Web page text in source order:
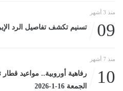
منذ 3 أشهر
09 تسنيم تكشف تفاصيل الرد
منذ 7 أشهر
10
رفاهية أوروبية.. مواعيد قطار
الجمعة 16-1-2026